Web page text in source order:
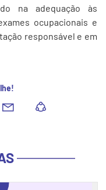
na adequação às
ocupacionais e
responsável e em